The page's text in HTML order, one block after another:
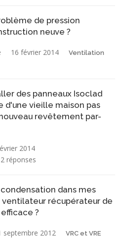
de pression
neuve ?
16 février 2014 Ventilation
des panneaux Isoclad
d'une vieille maison pas
revêtement par-
2014
2 réponses
dans mes
récupérateur de
?
septembre 2012 VRC et VRE